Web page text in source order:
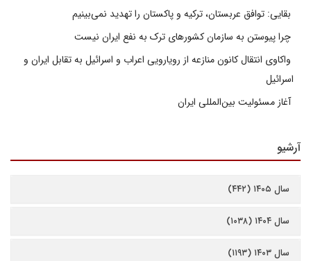
بقایی: توافق عربستان، ترکیه و پاکستان را تهدید نمی‌بینیم
چرا پیوستن به سازمان کشورهای ترک به نفع ایران نیست
واکاوی انتقال کانون منازعه از رویارویی اعراب و اسرائیل به تقابل ایران و
اسرائیل
آغاز مسئولیت بین‌المللی ایران
آرشیو
سال ۱۴۰۵ (۴۴۲)
سال ۱۴۰۴ (۱۰۳۸)
سال ۱۴۰۳ (۱۱۹۳)